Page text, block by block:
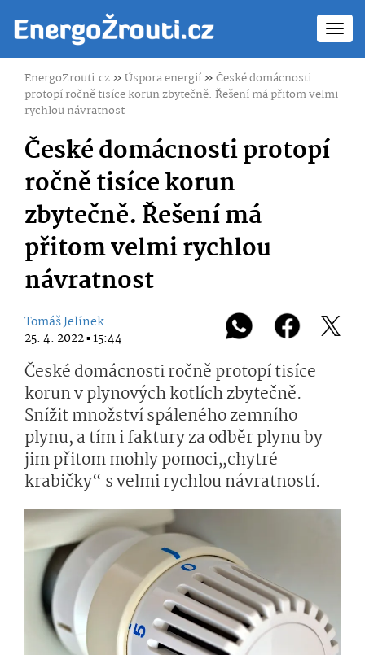
EnergoZrouti.cz»Úspora energií»České domácnosti
protopí ročně tisíce korun zbytečně. Řešení má přitom velmi
rychlou návratnost
České domácnosti protopí
ročně tisíce korun
zbytečně. Řešení má
přitom velmi rychlou
návratnost
Tomáš Jelínek
25. 4. 2022 ▪ 15:44
České domácnosti ročně protopí tisíce
korun v plynových kotlích zbytečně.
Snížit množství spáleného zemního
plynu, a tím i faktury za odběr plynu by
jim přitom mohly pomoci„chytré
krabičky“ s velmi rychlou návratností.